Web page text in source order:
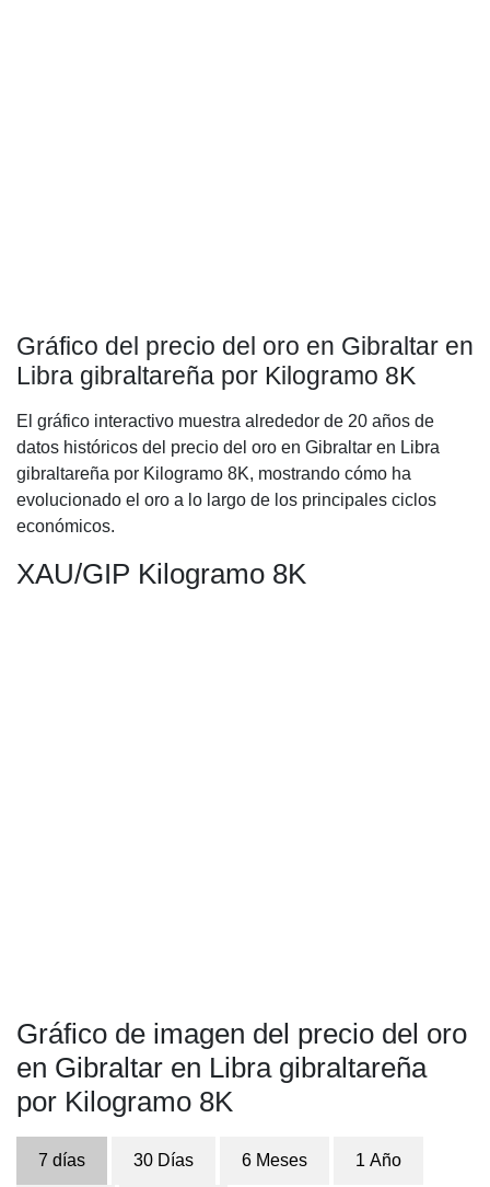
Gráfico del precio del oro en Gibraltar en
Libra gibraltareña por Kilogramo 8K
El gráfico interactivo muestra alrededor de 20 años de
datos históricos del precio del oro en Gibraltar en Libra
gibraltareña por Kilogramo 8K, mostrando cómo ha
evolucionado el oro a lo largo de los principales ciclos
económicos.
XAU/GIP Kilogramo 8K
Gráfico de imagen del precio del oro
en Gibraltar en Libra gibraltareña
por Kilogramo 8K
7 días 30 Días 6 Meses 1 Año